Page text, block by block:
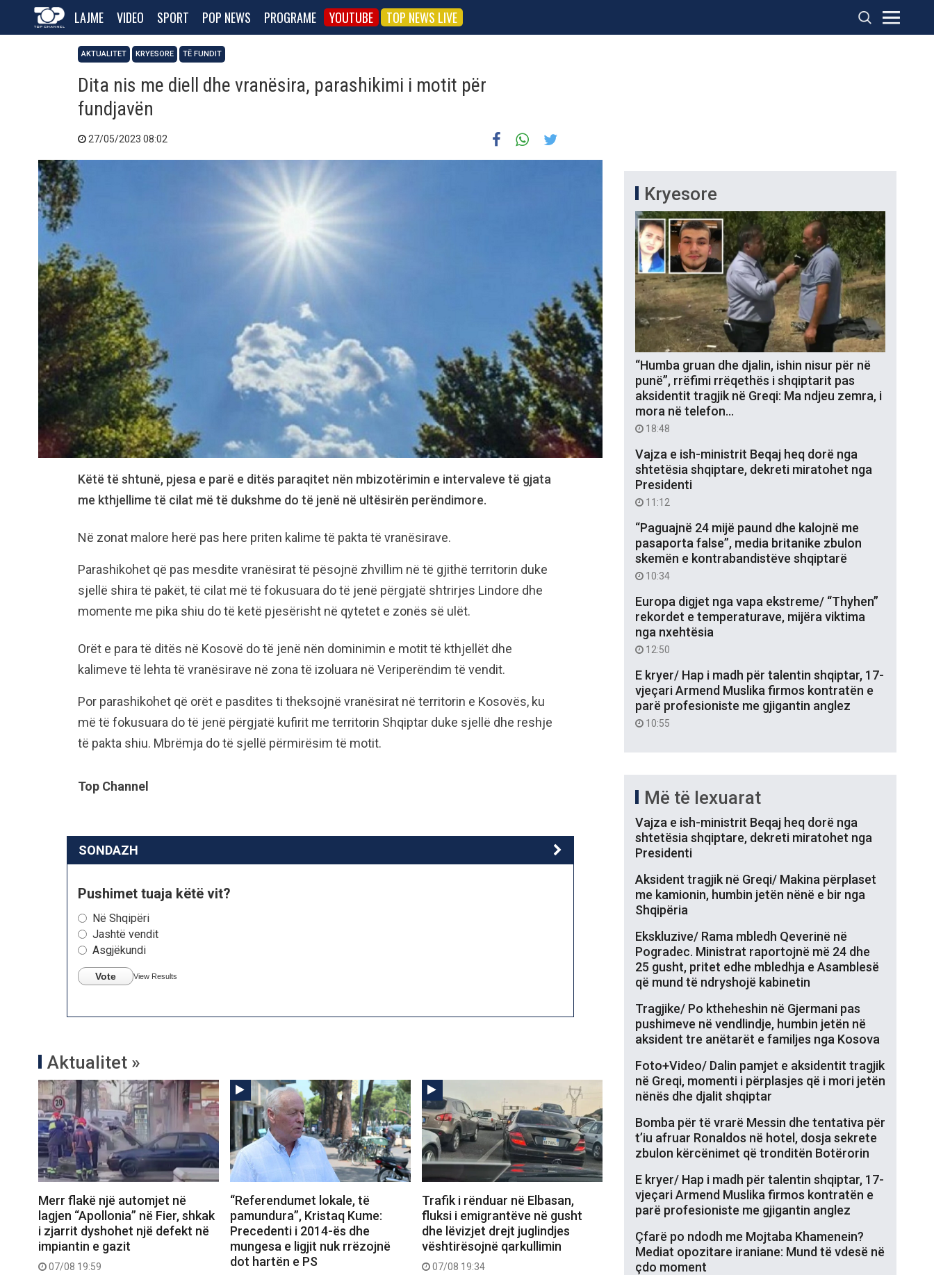
LAJME VIDEO SPORT POP NEWS PROGRAME YOUTUBE TOP NEWS LIVE
AKTUALITET KRYESORE TË FUNDIT
Dita nis me diell dhe vranësira, parashikimi i motit për
fundjavën
27/05/2023 08:02
Këtë të shtunë, pjesa e parë e ditës paraqitet nën mbizotërimin e intervaleve të gjata
me kthjellime të cilat më të dukshme do të jenë në ultësirën perëndimore.
Në zonat malore herë pas here priten kalime të pakta të vranësirave.
Parashikohet që pas mesdite vranësirat të pësojnë zhvillim në të gjithë territorin duke
sjellë shira të pakët, të cilat më të fokusuara do të jenë përgjatë shtrirjes Lindore dhe
momente me pika shiu do të ketë pjesërisht në qytetet e zonës së ulët.
Orët e para të ditës në Kosovë do të jenë nën dominimin e motit të kthjellët dhe
kalimeve të lehta të vranësirave në zona të izoluara në Veriperëndim të vendit.
Por parashikohet që orët e pasdites ti theksojnë vranësirat në territorin e Kosovës, ku
më të fokusuara do të jenë përgjatë kufirit me territorin Shqiptar duke sjellë dhe reshje
të pakta shiu. Mbrëmja do të sjellë përmirësim të motit.
Top Channel
SONDAZH
Pushimet tuaja këtë vit?
Në Shqipëri
Jashtë vendit
Asgjëkundi
Vote View Results
Aktualitet »
Merr flakë një automjet në
lagjen “Apollonia” në Fier, shkak
i zjarrit dyshohet një defekt në
impiantin e gazit
07/08 19:59
“Referendumet lokale, të
pamundura”, Kristaq Kume:
Precedenti i 2014-ës dhe
mungesa e ligjit nuk rrëzojnë
dot hartën e PS
Trafik i rënduar në Elbasan,
fluksi i emigrantëve në gusht
dhe lëvizjet drejt juglindjes
vështirësojnë qarkullimin
07/08 19:34
Kryesore
“Humba gruan dhe djalin, ishin nisur për në
punë”, rrëfimi rrëqethës i shqiptarit pas
aksidentit tragjik në Greqi: Ma ndjeu zemra, i
mora në telefon…
18:48
Vajza e ish-ministrit Beqaj heq dorë nga
shtetësia shqiptare, dekreti miratohet nga
Presidenti
11:12
“Paguajnë 24 mijë paund dhe kalojnë me
pasaporta false”, media britanike zbulon
skemën e kontrabandistëve shqiptarë
10:34
Europa digjet nga vapa ekstreme/ “Thyhen”
rekordet e temperaturave, mijëra viktima
nga nxehtësia
12:50
E kryer/ Hap i madh për talentin shqiptar, 17-
vjeçari Armend Muslika firmos kontratën e
parë profesioniste me gjigantin anglez
10:55
Më të lexuarat
Vajza e ish-ministrit Beqaj heq dorë nga
shtetësia shqiptare, dekreti miratohet nga
Presidenti
Aksident tragjik në Greqi/ Makina përplaset
me kamionin, humbin jetën nënë e bir nga
Shqipëria
Ekskluzive/ Rama mbledh Qeverinë në
Pogradec. Ministrat raportojnë më 24 dhe
25 gusht, pritet edhe mbledhja e Asamblesë
që mund të ndryshojë kabinetin
Tragjike/ Po ktheheshin në Gjermani pas
pushimeve në vendlindje, humbin jetën në
aksident tre anëtarët e familjes nga Kosova
Foto+Video/ Dalin pamjet e aksidentit tragjik
në Greqi, momenti i përplasjes që i mori jetën
nënës dhe djalit shqiptar
Bomba për të vrarë Messin dhe tentativa për
t’iu afruar Ronaldos në hotel, dosja sekrete
zbulon kërcënimet që tronditën Botërorin
E kryer/ Hap i madh për talentin shqiptar, 17-
vjeçari Armend Muslika firmos kontratën e
parë profesioniste me gjigantin anglez
Çfarë po ndodh me Mojtaba Khamenein?
Mediat opozitare iraniane: Mund të vdesë në
çdo moment